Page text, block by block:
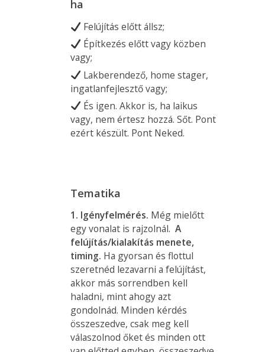
ha
Felújítás előtt állsz;
Építkezés előtt vagy közben
vagy;
Lakberendező, home stager,
ingatlanfejlesztő vagy;
És igen. Akkor is, ha laikus
vagy, nem értesz hozzá. Sőt. Pont
ezért készült. Pont Neked.
Tematika
1. Igényfelmérés. Még mielőtt
egy vonalat is rajzolnál. A
felújítás/kialakítás menete,
timing. Ha gyorsan és flottul
szeretnéd lezavarni a felújítást,
akkor más sorrendben kell
haladni, mint ahogy azt
gondolnád. Minden kérdés
összeszedve, csak meg kell
válaszolnod őket és minden ott